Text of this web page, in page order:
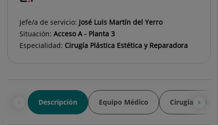
Jefe/a de servicio: José Luis Martín del Yerro
Situación: Acceso A - Planta 3
Especialidad: Cirugía Plástica Estética y Reparadora
Descripción Equipo Médico Cirugía de la